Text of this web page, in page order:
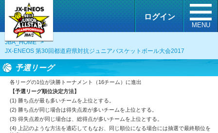
ログイン
MENU
JBA_HOME
>
JX-ENEOS 第30回都道府県対抗ジュニアバスケットボール大会2017
予選リーグ
各リーグの1位が決勝トーナメント（16チーム）に進出
【予選リーグ順位決定方法】
(1) 勝ち点が最も多いチームを上位とする。
(2) 勝ち点が同じ場合は得失点差が多いチームを上位とする。
(3) 得失点差が同じ場合は、総得点が多いチームを上位とする。
(4) 上記のような方法を適応してもなお、同じ順位になる場合には抽選で最終順位を